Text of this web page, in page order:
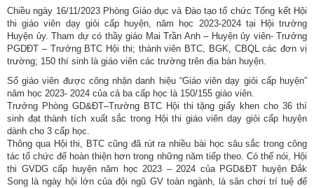
Chiều ngày 16/11/2023 Phòng Giáo dục và Đào tạo tổ chức Tổng kết Hội
thi giáo viên dạy giỏi cấp huyện, năm học 2023-2024 tại Hội trường
Huyện ủy. Tham dự có thầy giáo Mai Trần Anh – Huyện ủy viên- Trưởng
PGDĐT – Trưởng BTC Hội thi; thành viên BTC, BGK, CBQL các đơn vị
trường; 150 thí sinh là giáo viên các trường trên địa bàn huyện.
Số giáo viên được công nhận danh hiệu “Giáo viên dạy giỏi cấp huyện”
năm học 2023- 2024 của cả ba cấp học là 150/155 giáo viên.
Trưởng Phòng GD&ĐT–Trưởng BTC Hội thi tặng giấy khen cho 36 thí
sinh đạt thành tích xuất sắc trong Hội thi giáo viên dạy giỏi cấp huyện
dành cho 3 cấp học.
Thông qua Hội thi, BTC cũng đã rút ra nhiều bài học sâu sắc trong công
tác tổ chức để hoàn thiện hơn trong những năm tiếp theo. Có thể nói, Hội
thi GVDG cấp huyện năm học 2023 – 2024 của PGD&ĐT huyện Đắk
Song là ngày hội lớn của đội ngũ GV toàn ngành, là sân chơi trí tuệ để